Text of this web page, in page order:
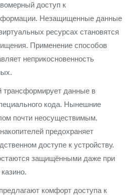
доступ к
Незащищенные данные
ресурсах становятся
Применение способов
неприкосновенность
трансформирует данные в
кода. Нынешние
почти неосуществимым.
предохраняет
доступе к устройству.
защищёнными даже при
комфорт доступа к